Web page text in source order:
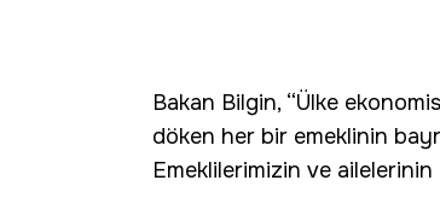
Bakan Bilgin, “Ülke
döken her bir emeklinin
Emeklilerimizin ve